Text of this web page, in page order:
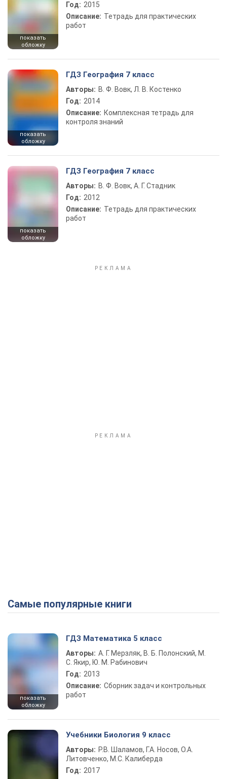
показать
обложку
Год: 2015
Описание: Тетрадь для практических
работ
показать
обложку
ГДЗ География 7 класс
Авторы: В. Ф. Вовк, Л. В. Костенко
Год: 2014
Описание: Комплексная тетрадь для
контроля знаний
показать
обложку
ГДЗ География 7 класс
Авторы: В. Ф. Вовк, А. Г. Стадник
Год: 2012
Описание: Тетрадь для практических
работ
Самые популярные книги
показать
обложку
ГДЗ Математика 5 класс
Авторы: А. Г. Мерзляк, В. Б. Полонский, М.
С. Якир, Ю. М. Рабинович
Год: 2013
Описание: Сборник задач и контрольных
работ
Учебники Биология 9 класс
Авторы: Р.В. Шаламов, Г.А. Носов, О.А.
Литовченко, М.С. Калиберда
Год: 2017